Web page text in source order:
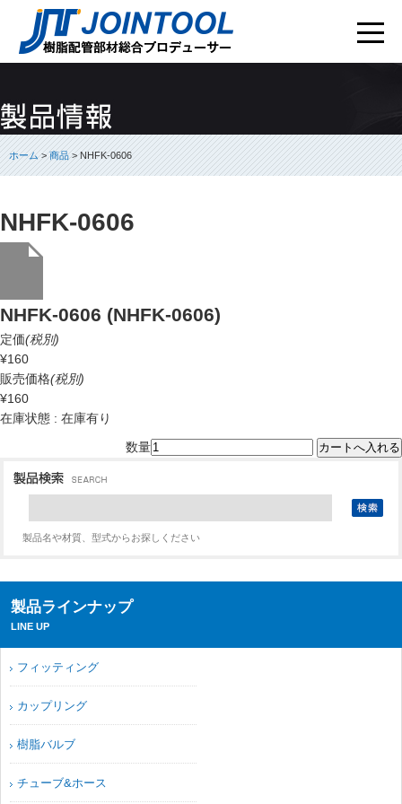
ホーム>商品> NHFK-0606
NHFK-0606
NHFK-0606 (NHFK-0606)
定価(税別)
¥160
販売価格(税別)
¥160
在庫状態 : 在庫有り
数量
製品名や材質、型式からお探しください
製品ラインナップ
LINE UP
フィッティング
カップリング
樹脂バルブ
チューブ&ホース